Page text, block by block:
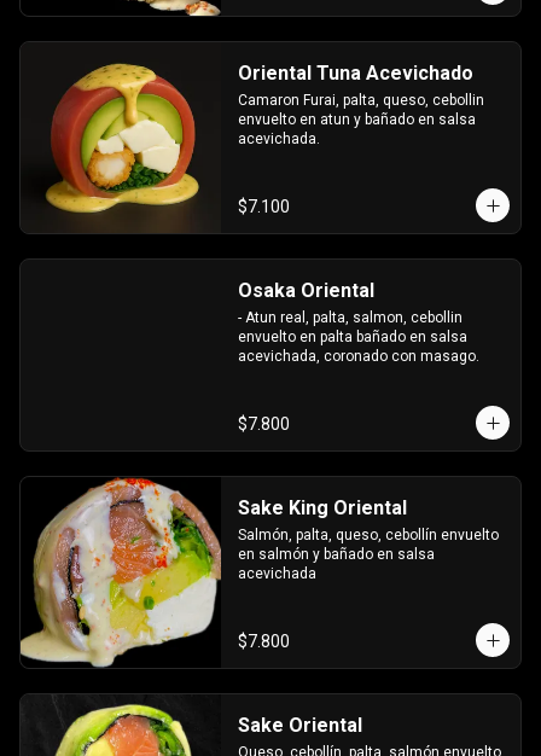
Oriental Tuna Acevichado
Camaron Furai, palta, queso, cebollin
envuelto en atun y bañado en salsa
acevichada.
$7.100
Osaka Oriental
- Atun real, palta, salmon, cebollin
envuelto en palta bañado en salsa
acevichada, coronado con masago.
$7.800
Sake King Oriental
Salmón, palta, queso, cebollín envuelto
en salmón y bañado en salsa
acevichada
$7.800
Sake Oriental
Queso, cebollín, palta, salmón envuelto